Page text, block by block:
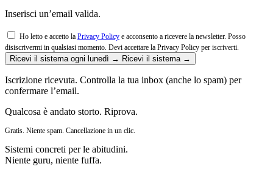
Inserisci un’email valida.
Ho letto e accetto la Privacy Policy e acconsento a ricevere la newsletter. Posso
disiscrivermi in qualsiasi momento. Devi accettare la Privacy Policy per iscriverti.
Ricevi il sistema ogni lunedì → Ricevi il sistema →
Iscrizione ricevuta. Controlla la tua inbox (anche lo spam) per
confermare l’email.
Qualcosa è andato storto. Riprova.
Gratis. Niente spam. Cancellazione in un clic.
Sistemi concreti per le abitudini.
Niente guru, niente fuffa.